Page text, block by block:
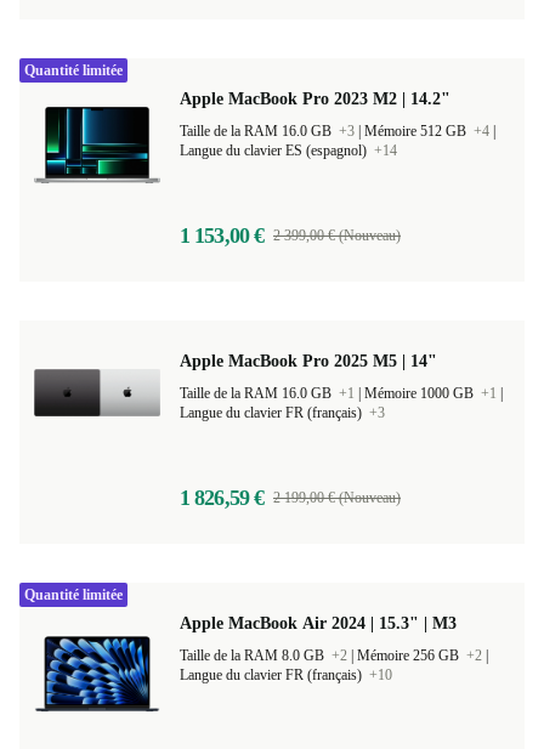
Apple MacBook Pro 2023 M2 | 14.2"
Taille de la RAM 16.0 GB +3 Mémoire 512 GB +4
Langue du clavier ES (espagnol) +14
1 153,00 € 2 399,00 € (Nouveau)
Quantité limitée
Apple MacBook Pro 2025 M5 | 14"
Taille de la RAM 16.0 GB +1 Mémoire 1000 GB +1
Langue du clavier FR (français) +3
1 826,59 € 2 199,00 € (Nouveau)
Apple MacBook Air 2024 | 15.3" | M3
Taille de la RAM 8.0 GB +2 Mémoire 256 GB +2
Langue du clavier FR (français) +10
Quantité limitée